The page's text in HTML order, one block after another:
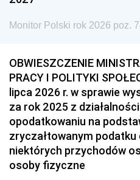
Monitor Polski rok 2026 poz.
OBWIESZCZENIE
PRACY I POLITYKI
lipca 2026 r. w sprawie
za rok 2025 z
opodatkowaniu na
zryczałtowanym
niektórych przychodów
osoby fizyczne